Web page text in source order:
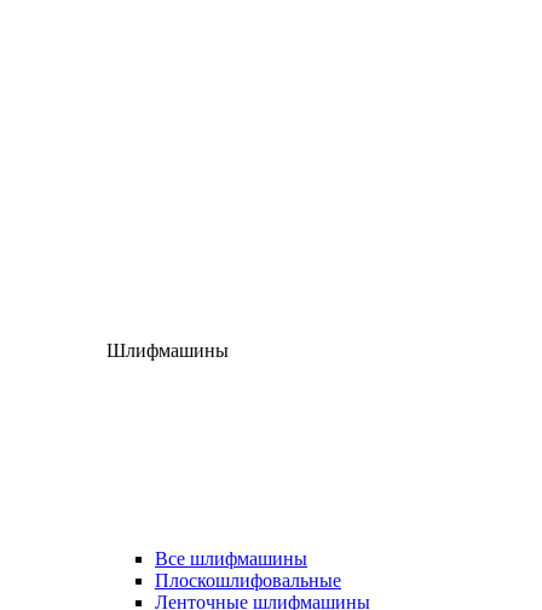
Шлифмашины
Все шлифмашины
Плоскошлифовальные
Ленточные шлифмашины